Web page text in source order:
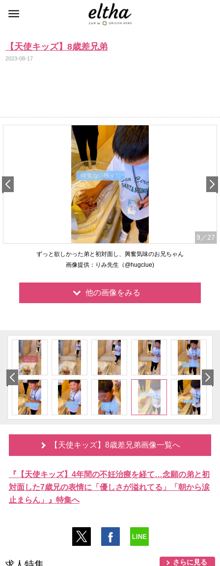
【天使キッズ】8歳差兄弟
2023-08-17
9 ／27
ずっと欲しかった弟と初対面し、興奮気味のお兄ちゃん
画像提供：りみ先生（@hugclue)
他の画像をみる
【天使キッズ】8歳差兄弟画像一覧へ
『【天使キッズ】4年間の不妊治療を経て…念願の弟と初
対面した7歳兄の表情に「優しさが溢れてる」「朝から涙
止まらん」』特集へ
さらに見る